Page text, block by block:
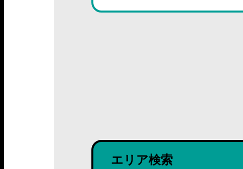
エリア検索